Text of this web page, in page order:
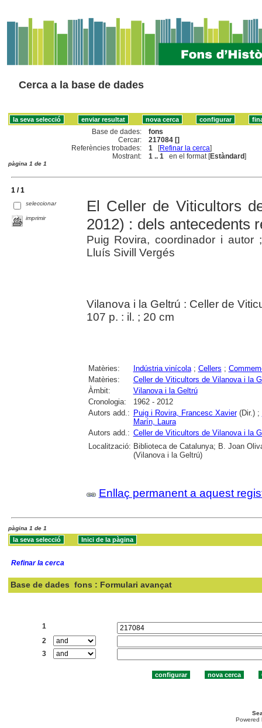
Cerca a la base de dades
Base de dades:
fons
Cercar:
217084 []
Referències trobades:
1 [Refinar la cerca]
Mostrant:
1 .. 1 en el format [Estàndard]
pàgina 1 de 1
1 / 1
seleccionar
imprimir
El Celler de Viticultors
2012) : dels antecedents
Puig Rovira, coordinador i
Lluís Sivill Vergés
Vilanova i la Geltrú : Celler de
107 p. : il. ; 20 cm
Matèries: Indústria vinícola; Cellers ;
Matèries:
Celler de Viticultors de Vilanova i la
Àmbit:
Vilanova i la Geltrú
Cronologia:
1962 - 2012
Autors add.: Puig i Rovira, Francesc Xavier(Dir.) ;
Marín, Laura
Autors add.: Celler de Viticultors de Vilanova i la
Localització: Biblioteca de Catalunya; B. Joan
(Vilanova i la Geltrú)
Enllaç permanent a aquest
pàgina 1 de 1
Refinar la cerca
Base de dades fons : Formulari avançat
1
2
3